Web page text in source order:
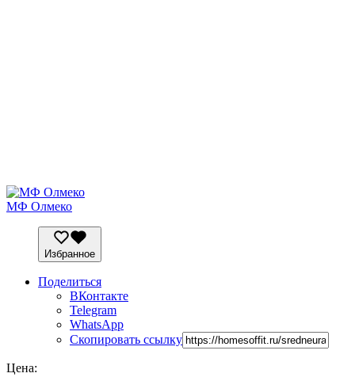
МФ Олмеко
Избранное
Поделиться
ВКонтакте
Telegram
WhatsApp
Скопировать ссылку
Цена: